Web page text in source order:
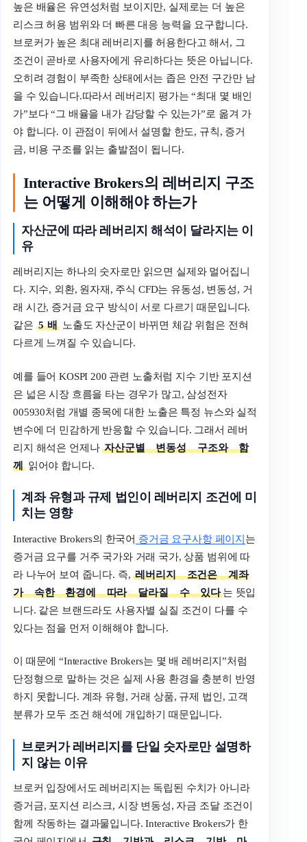
높은 배율은 유연성처럼 보이지만, 실제로는 더 높은
리스크 허용 범위와 더 빠른 대응 능력을 요구합니다.
브로커가 높은 최대 레버리지를 허용한다고 해서, 그
조건이 곧바로 사용자에게 유리하다는 뜻은 아닙니다.
오히려 경험이 부족한 상태에서는 좁은 안전 구간만 남
을 수 있습니다.따라서 레버리지 평가는 “최대 몇 배인
가”보다 “그 배율을 내가 감당할 수 있는가”로 옮겨 가
야 합니다. 이 관점이 뒤에서 설명할 한도, 규칙, 증거
금, 비용 구조를 읽는 출발점이 됩니다.
Interactive Brokers의 레버리지 구조
는 어떻게 이해해야 하는가
자산군에 따라 레버리지 해석이 달라지는 이
유
레버리지는 하나의 숫자로만 읽으면 실제와 멀어집니
다. 지수, 외환, 원자재, 주식 CFD는 유동성, 변동성, 거
래 시간, 증거금 요구 방식이 서로 다르기 때문입니다.
같은 5 배 노출도 자산군이 바뀌면 체감 위험은 전혀
다르게 느껴질 수 있습니다.
예를 들어 KOSPI 200 관련 노출처럼 지수 기반 포지션
은 넓은 시장 흐름을 타는 경우가 많고, 삼성전자
005930처럼 개별 종목에 대한 노출은 특정 뉴스와 실적
변수에 더 민감하게 반응할 수 있습니다. 그래서 레버
리지 해석은 언제나자산군별 변동성 구조와
함
께읽어야 합니다.
계좌 유형과 규제 법인이 레버리지 조건에 미
치는 영향
Interactive Brokers의 한국어 증거금 요구사항 페이지 는
증거금 요구를 거주 국가와 거래 국가, 상품 범위에 따
라 나누어 보여 줍니다. 즉,레버리지 조건은
계좌
가
속한 환경에 따라 달라질 수 있다는 뜻입
니다. 같은 브랜드라도 사용자별 실질 조건이 다를 수
있다는 점을 먼저 이해해야 합니다.
이 때문에 “Interactive Brokers는 몇 배 레버리지”처럼
단정형으로 말하는 것은 실제 사용 환경을 충분히 반영
하지 못합니다. 계좌 유형, 거래 상품, 규제 법인, 고객
분류가 모두 조건 해석에 개입하기 때문입니다.
브로커가 레버리지를 단일 숫자로만 설명하
지 않는 이유
브로커 입장에서도 레버리지는 독립된 수치가 아니라
증거금, 포지션 리스크, 시장 변동성, 자금 조달 조건이
함께 작동하는 결과물입니다. Interactive Brokers가 한